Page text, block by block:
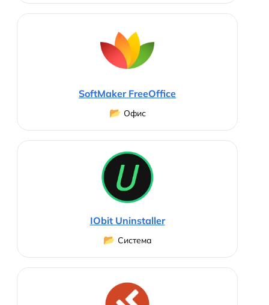
SoftMaker FreeOffice
📂 Офис
IObit Uninstaller
📂 Система